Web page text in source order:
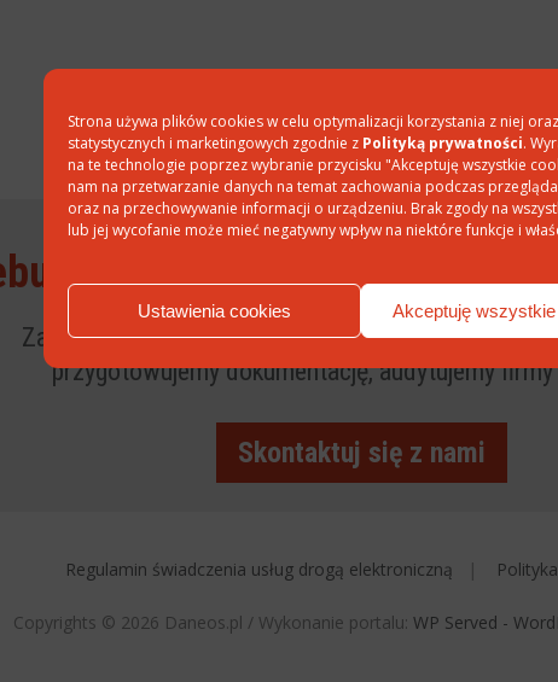
Strona używa plików cookies w celu optymalizacji korzystania z niej
statystycznych i marketingowych zgodnie z Polityką prywatności.
na te technologie poprzez wybranie przycisku "Akceptuję wszystkie
nam na przetwarzanie danych na temat zachowania podczas
oraz na przechowywanie informacji o urządzeniu. Brak zgody na
lub jej wycofanie może mieć negatywny wpływ na niektóre funkcje i
Akceptuję
Ustawienia cookies
wsparcia w zakresie
Zapewniamy konsultacje, szkolenia stacjonarne i
przygotowujemy dokumentację, audytujemy
Skontaktuj się z nami
Regulamin świadczenia usług drogą elektroniczną
Copyrights © 2026 Daneos.pl / Wykonanie portalu: WP Served -